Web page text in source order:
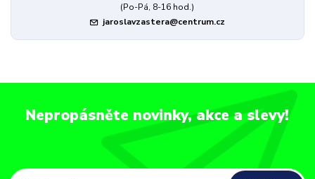
(Po-Pá, 8-16 hod.)
jaroslavzastera@centrum.cz
Nepropásněte novinky, akce a slevy!